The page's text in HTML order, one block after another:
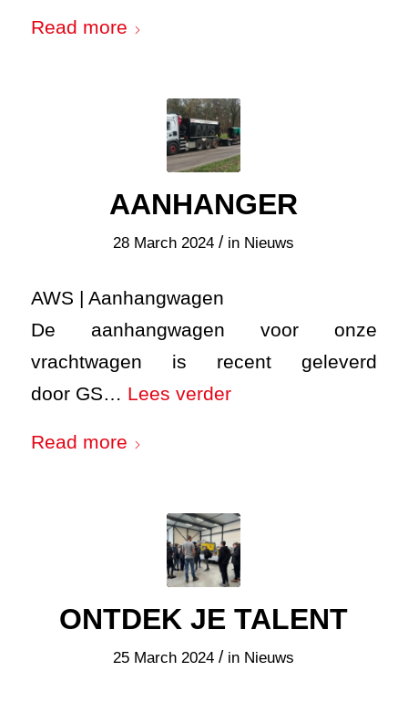
Read more
AANHANGER
28 March 2024 / in Nieuws
AWS | Aanhangwagen
De aanhangwagen voor onze
vrachtwagen is recent geleverd
door GS… Lees verder
Read more
ONTDEK JE TALENT
25 March 2024 / in Nieuws